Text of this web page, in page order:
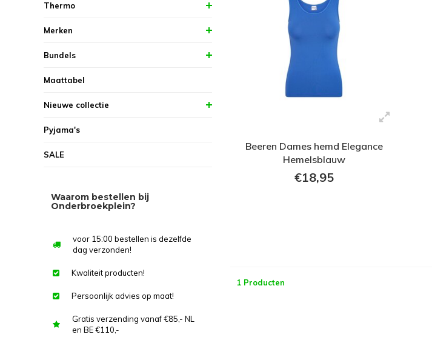
Thermo
Merken
Bundels
Maattabel
Nieuwe collectie
Pyjama's
SALE
Waarom bestellen bij
Onderbroekplein?
voor 15:00 bestellen is dezelfde
dag verzonden!
Kwaliteit producten!
Persoonlijk advies op maat!
Gratis verzending vanaf €85,- NL
en BE €110,-
Beeren Dames hemd Elegance
Hemelsblauw
€18,95
1 Producten